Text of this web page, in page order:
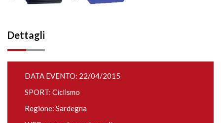
Dettagli
DATA EVENTO: 22/04/2015
SPORT: Ciclismo
Regione: Sardegna